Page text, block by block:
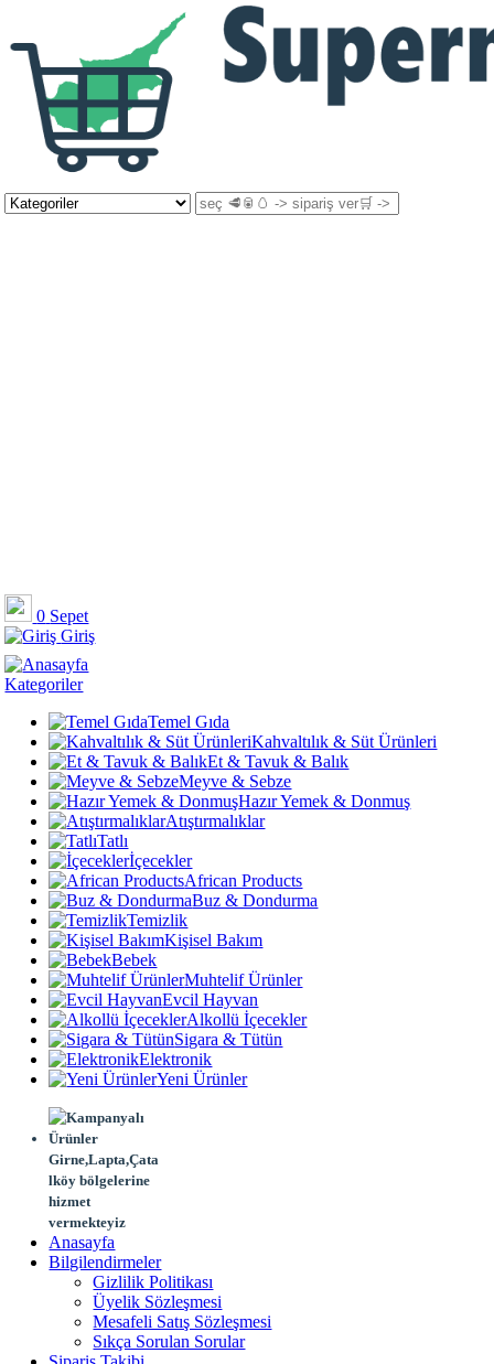
0 Sepet
Giriş
Kategoriler
Temel Gıda
Kahvaltılık & Süt Ürünleri
Et & Tavuk & Balık
Meyve & Sebze
Hazır Yemek & Donmuş
Atıştırmalıklar
Tatlı
İçecekler
African Products
Buz & Dondurma
Temizlik
Kişisel Bakım
Bebek
Muhtelif Ürünler
Evcil Hayvan
Alkollü İçecekler
Sigara & Tütün
Elektronik
Yeni Ürünler
Girne,Lapta,Çata
lköy bölgelerine
hizmet
vermekteyiz
Anasayfa
Bilgilendirmeler
Gizlilik Politikası
Üyelik Sözleşmesi
Mesafeli Satış Sözleşmesi
Sıkça Sorulan Sorular